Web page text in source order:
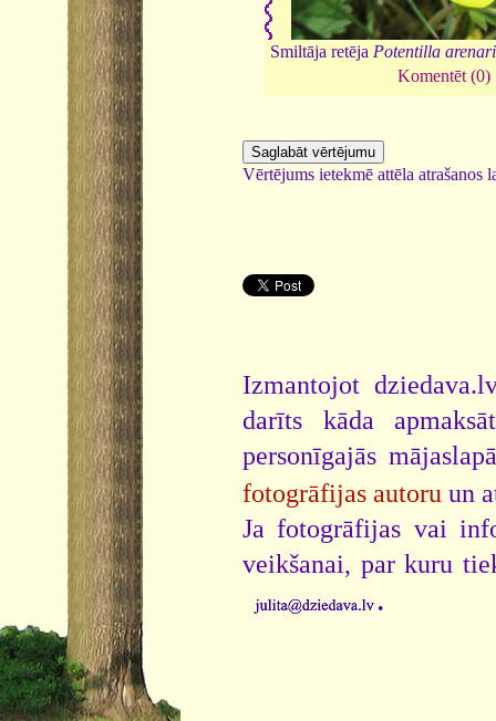
Smiltāja retēja Potentilla
Komentēt (0)
Vērtējums ietekmē attēla atrašanos
Izmantojot
darīts kāda
personīgajās
fotogrāfijas autoru un
Ja fotogrāfijas vai
veikšanai, par kuru
.